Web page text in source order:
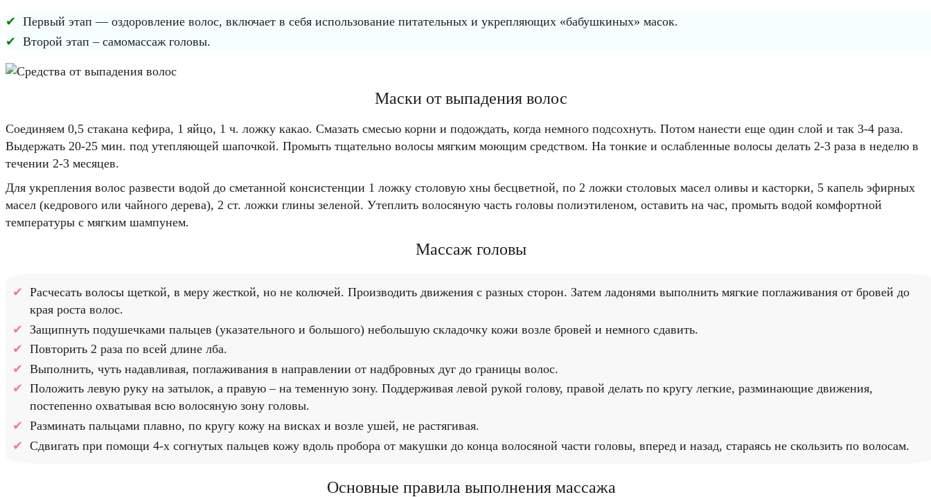
Первый этап — оздоровление волос, включает в себя использование питательных и укрепляющих «бабушкиных» масок.
Второй этап – самомассаж головы.
Маски от выпадения волос
Соединяем 0,5 стакана кефира, 1 яйцо, 1 ч. ложку какао. Смазать смесью корни и подождать, когда немного подсохнуть. Потом нанести еще один слой и так 3-4 раза.
Выдержать 20-25 мин. под утепляющей шапочкой. Промыть тщательно волосы мягким моющим средством. На тонкие и ослабленные волосы делать 2-3 раза в неделю в
течении 2-3 месяцев.
Для укрепления волос развести водой до сметанной консистенции 1 ложку столовую хны бесцветной, по 2 ложки столовых масел оливы и касторки, 5 капель эфирных
масел (кедрового или чайного дерева), 2 ст. ложки глины зеленой. Утеплить волосяную часть головы полиэтиленом, оставить на час, промыть водой комфортной
температуры с мягким шампунем.
Массаж головы
Расчесать волосы щеткой, в меру жесткой, но не колючей. Производить движения с разных сторон. Затем ладонями выполнить мягкие поглаживания от бровей до
края роста волос.
Защипнуть подушечками пальцев (указательного и большого) небольшую складочку кожи возле бровей и немного сдавить.
Повторить 2 раза по всей длине лба.
Выполнить, чуть надавливая, поглаживания в направлении от надбровных дуг до границы волос.
Положить левую руку на затылок, а правую – на теменную зону. Поддерживая левой рукой голову, правой делать по кругу легкие, разминающие движения,
постепенно охватывая всю волосяную зону головы.
Разминать пальцами плавно, по кругу кожу на висках и возле ушей, не растягивая.
Сдвигать при помощи 4-х согнутых пальцев кожу вдоль пробора от макушки до конца волосяной части головы, вперед и назад, стараясь не скользить по волосам.
Основные правила выполнения массажа